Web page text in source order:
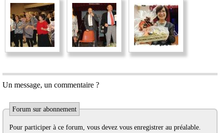
Un message, un commentaire ?
Forum sur abonnement
Pour participer à ce forum, vous devez vous enregistrer au préalable.